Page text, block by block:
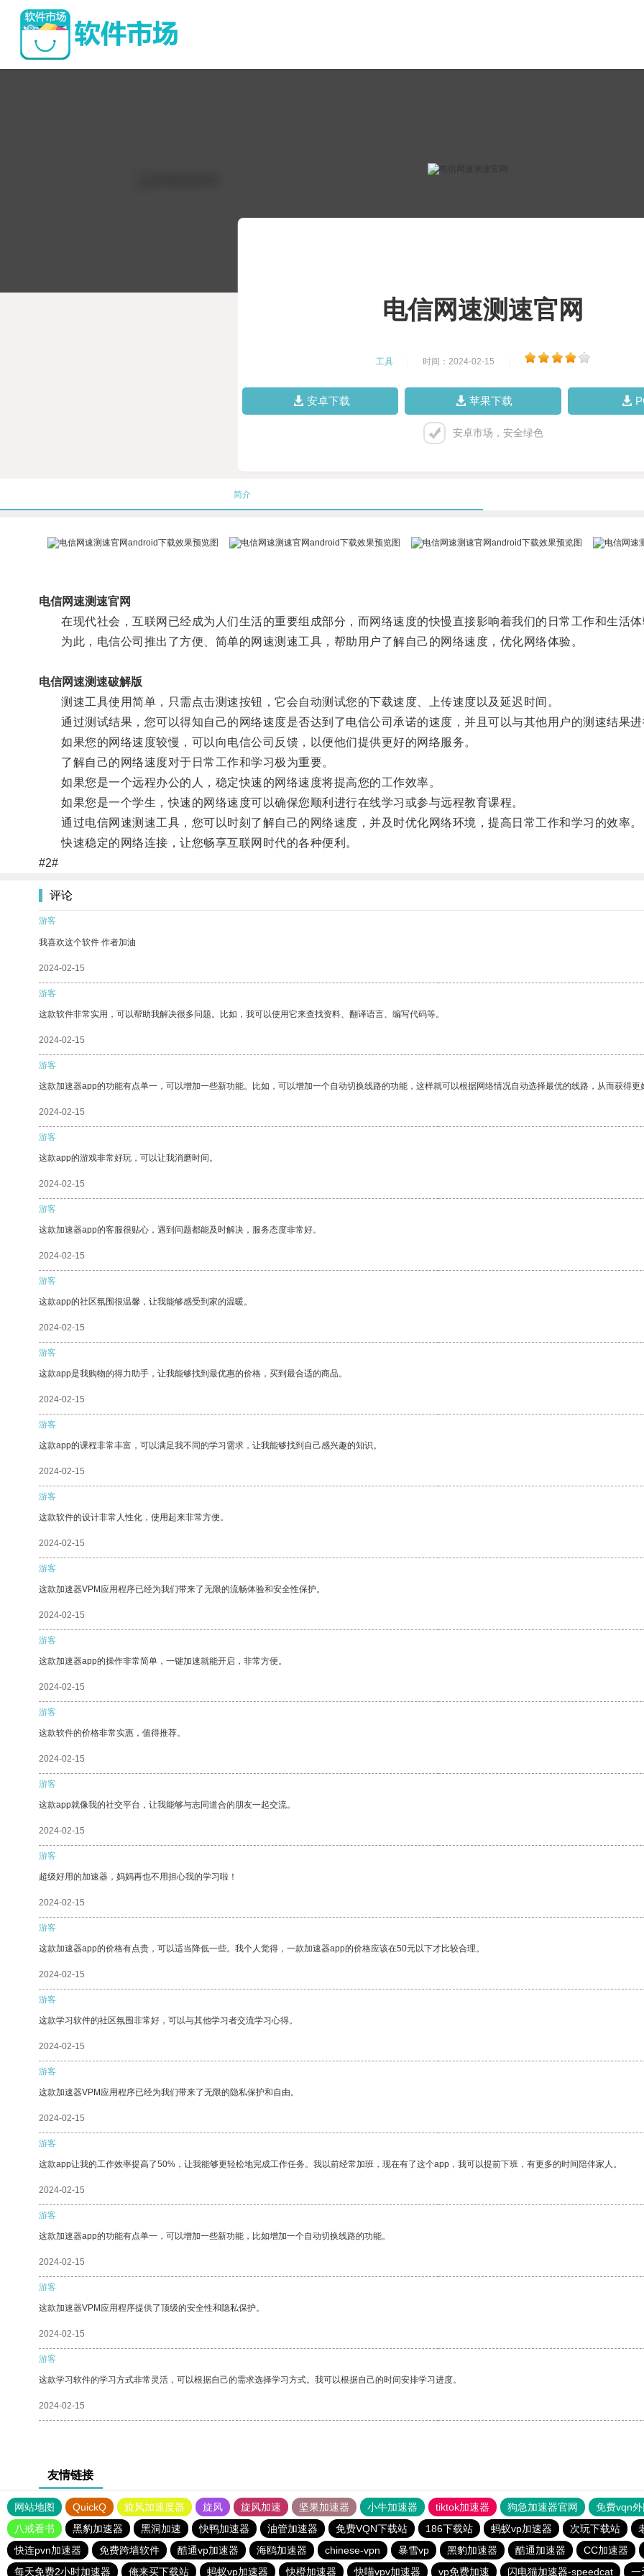
电信网速测速官网
工具 时间：2024-02-15
安卓下载 苹果下载
安卓市场，安全绿色
简介
电信网速测速官网
在现代社会，互联网已经成为人们生活的重要组成部分，而网络速度的快慢直接影响着我们的日常工作和生活
为此，电信公司推出了方便、简单的网速测速工具，帮助用户了解自己的网络速度，优化网络体验。
电信网速测速破解版
测速工具使用简单，只需点击测速按钮，它会自动测试您的下载速度、上传速度以及延迟时间。
通过测试结果，您可以得知自己的网络速度是否达到了电信公司承诺的速度，并且可以与其他用户的测速结果
如果您的网络速度较慢，可以向电信公司反馈，以便他们提供更好的网络服务。
了解自己的网络速度对于日常工作和学习极为重要。
如果您是一个远程办公的人，稳定快速的网络速度将提高您的工作效率。
如果您是一个学生，快速的网络速度可以确保您顺利进行在线学习或参与远程教育课程。
通过电信网速测速工具，您可以时刻了解自己的网络速度，并及时优化网络环境，提高日常工作和学习的效率。
快速稳定的网络连接，让您畅享互联网时代的各种便利。
#2#
评论
游客
我喜欢这个软件 作者加油
2024-02-15
游客
这款软件非常实用，可以帮助我解决很多问题。比如，我可以使用它来查找资料、翻译语言、编写代码等。
2024-02-15
游客
这款加速器app的功能有点单一，可以增加一些新功能。比如，可以增加一个自动切换线路的功能，这样就可以根据网络情况自动选择最优的线路，从而获得更
2024-02-15
游客
这款app的游戏非常好玩，可以让我消磨时间。
2024-02-15
游客
这款加速器app的客服很贴心，遇到问题都能及时解决，服务态度非常好。
2024-02-15
游客
这款app的社区氛围很温馨，让我能够感受到家的温暖。
2024-02-15
游客
这款app是我购物的得力助手，让我能够找到最优惠的价格，买到最合适的商品。
2024-02-15
游客
这款app的课程非常丰富，可以满足我不同的学习需求，让我能够找到自己感兴趣的知识。
2024-02-15
游客
这款软件的设计非常人性化，使用起来非常方便。
2024-02-15
游客
这款加速器VPM应用程序已经为我们带来了无限的流畅体验和安全性保护。
2024-02-15
游客
这款加速器app的操作非常简单，一键加速就能开启，非常方便。
2024-02-15
游客
这款软件的价格非常实惠，值得推荐。
2024-02-15
游客
这款app就像我的社交平台，让我能够与志同道合的朋友一起交流。
2024-02-15
游客
超级好用的加速器，妈妈再也不用担心我的学习啦！
2024-02-15
游客
这款加速器app的价格有点贵，可以适当降低一些。我个人觉得，一款加速器app的价格应该在50元以下才比较合理。
2024-02-15
游客
这款学习软件的社区氛围非常好，可以与其他学习者交流学习心得。
2024-02-15
游客
这款加速器VPM应用程序已经为我们带来了无限的隐私保护和自由。
2024-02-15
游客
这款app让我的工作效率提高了50%，让我能够更轻松地完成工作任务。我以前经常加班，现在有了这个app，我可以提前下班，有更多的时间陪伴家人。
2024-02-15
游客
这款加速器app的功能有点单一，可以增加一些新功能，比如增加一个自动切换线路的功能。
2024-02-15
游客
这款加速器VPM应用程序提供了顶级的安全性和隐私保护。
2024-02-15
游客
这款学习软件的学习方式非常灵活，可以根据自己的需求选择学习方式。我可以根据自己的时间安排学习进度。
2024-02-15
友情链接
网站地图 QuickQ 旋风加速度器 旋风 旋风加速 坚果加速器 小牛加速器 tiktok加速器 狗急加速器官网
免费vqn
八戒看书
黑豹加速器 黑洞加速 快鸭加速器 油管加速器 免费VQN下载站 186下载站 蚂蚁vp加速器 次玩下载站
快连pvn加速器
免费跨墙软件 酷通vp加速器 海鸥加速器 chinese-vpn 暴雪vp 黑豹加速器 酷通加速器
CC加速器
每天免费2小时加速器
俺来买下载站 蚂蚁vp加速器 快橙加速器 快喵vpv加速器 vp免费加速 闪电猫加速器-speedcat 一